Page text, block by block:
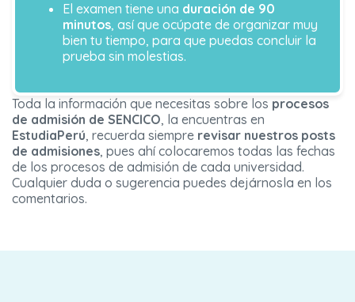
El examen tiene una duración de 90
minutos, así que ocúpate de organizar muy
bien tu tiempo, para que puedas concluir la
prueba sin molestias.
Toda la información que necesitas sobre los procesos
de admisión de SENCICO, la encuentras en
EstudiaPerú, recuerda siempre revisar nuestros posts
de admisiones, pues ahí colocaremos todas las fechas
de los procesos de admisión de cada universidad.
Cualquier duda o sugerencia puedes dejárnosla en los
comentarios.